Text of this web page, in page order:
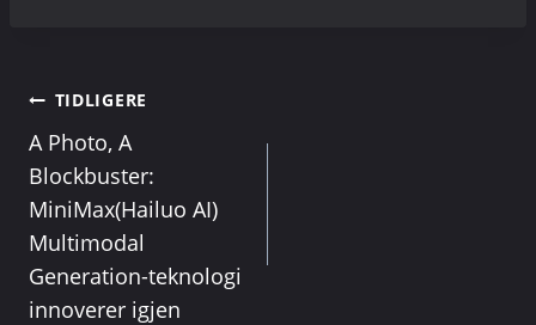
TIDLIGERE
A Photo, A
Blockbuster:
MiniMax(Hailuo AI)
Multimodal
Generation-teknologi
innoverer igjen